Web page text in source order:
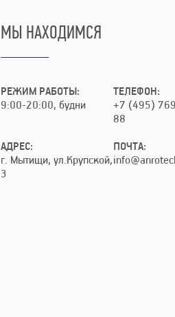
МЫ НАХОДИМСЯ
РЕЖИМ РАБОТЫ:
9:00-20:00, будни
ТЕЛЕФОН:
+7 (495)
88
АДРЕС:
г. Мытищи, ул.Крупской,
3
ПОЧТА: